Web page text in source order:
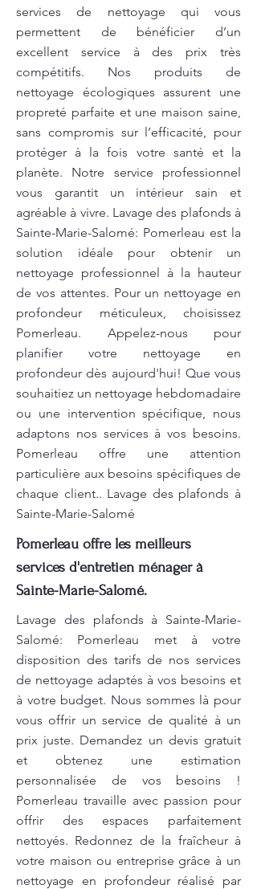
services de nettoyage qui vous
permettent de bénéficier d’un
excellent service à des prix très
compétitifs. Nos produits de
nettoyage écologiques assurent une
propreté parfaite et une maison saine,
sans compromis sur l’efficacité, pour
protéger à la fois votre santé et la
planète. Notre service professionnel
vous garantit un intérieur sain et
agréable à vivre. Lavage des plafonds à
Sainte-Marie-Salomé: Pomerleau est la
solution idéale pour obtenir un
nettoyage professionnel à la hauteur
de vos attentes. Pour un nettoyage en
profondeur méticuleux, choisissez
Pomerleau. Appelez-nous pour
planifier votre nettoyage en
profondeur dès aujourd'hui! Que vous
souhaitiez un nettoyage hebdomadaire
ou une intervention spécifique, nous
adaptons nos services à vos besoins.
Pomerleau offre une attention
particulière aux besoins spécifiques de
chaque client.. Lavage des plafonds à
Sainte-Marie-Salomé
Pomerleau offre les meilleurs
services d'entretien ménager à
Sainte-Marie-Salomé.
Lavage des plafonds à Sainte-Marie-
Salomé: Pomerleau met à votre
disposition des tarifs de nos services
de nettoyage adaptés à vos besoins et
à votre budget. Nous sommes là pour
vous offrir un service de qualité à un
prix juste. Demandez un devis gratuit
et obtenez une estimation
personnalisée de vos besoins !
Pomerleau travaille avec passion pour
offrir des espaces parfaitement
nettoyés. Redonnez de la fraîcheur à
votre maison ou entreprise grâce à un
nettoyage en profondeur réalisé par